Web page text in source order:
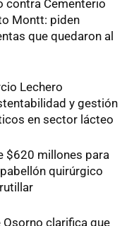
contra Cementerio
Montt: piden
que quedaron al
Lechero
y gestión
en sector lácteo
$620 millones para
quirúrgico
clarifica que